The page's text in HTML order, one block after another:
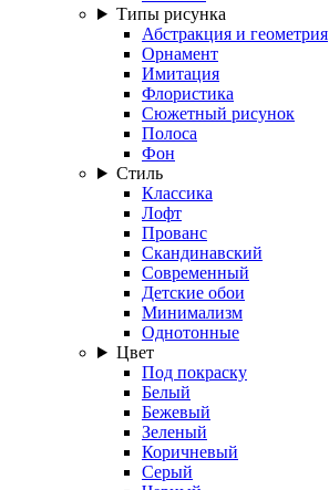
Типы рисунка
Абстракция и геометрия
Орнамент
Имитация
Флористика
Сюжетный рисунок
Полоса
Фон
Стиль
Классика
Лофт
Прованс
Скандинавский
Современный
Детские обои
Минимализм
Однотонные
Цвет
Под покраску
Белый
Бежевый
Зеленый
Коричневый
Серый